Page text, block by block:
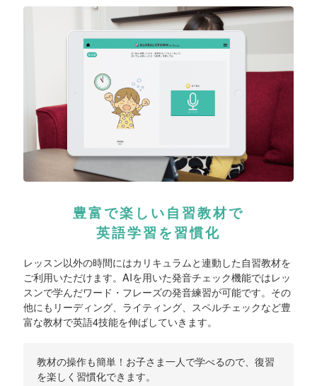
豊富で楽しい自習教材で
英語学習を習慣化
レッスン以外の時間にはカリキュラムと連動した自習教材を
ご利用いただけます。AIを用いた発音チェック機能ではレッ
スンで学んだワード・フレーズの発音練習が可能です。その
他にもリーディング、ライティング、スペルチェックなど豊
富な教材で英語4技能を伸ばしていきます。
教材の操作も簡単！お子さま一人で学べるので、復習
を楽しく習慣化できます。